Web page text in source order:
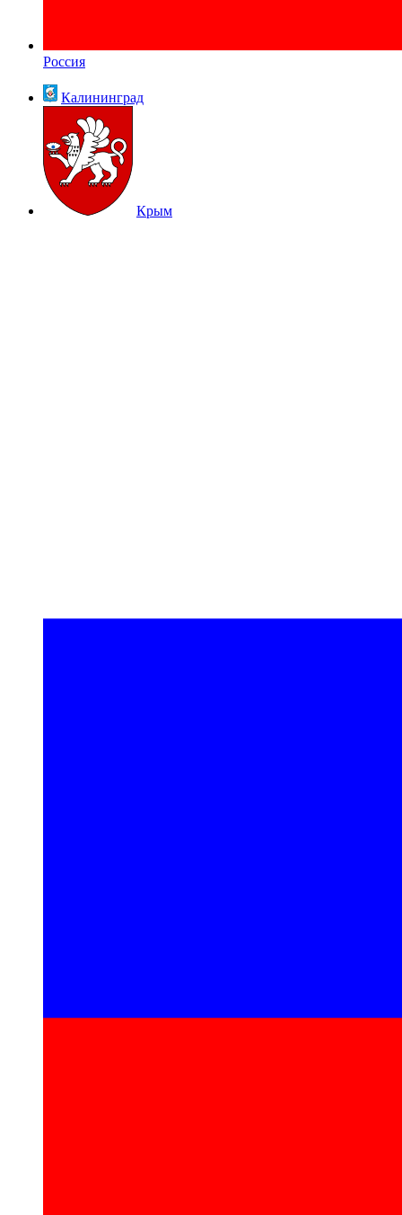
Россия
Калининград
Крым